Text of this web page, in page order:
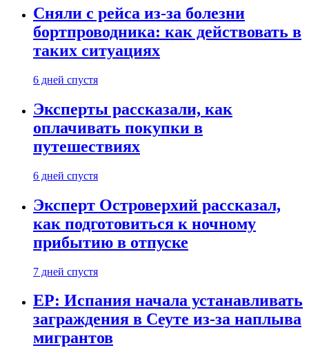
Сняли с рейса из-за болезни
бортпроводника: как действовать в
таких ситуациях
6 дней спустя
Эксперты рассказали, как
оплачивать покупки в
путешествиях
6 дней спустя
Эксперт Островерхий рассказал,
как подготовиться к ночному
прибытию в отпуске
7 дней спустя
EP: Испания начала устанавливать
заграждения в Сеуте из-за наплыва
мигрантов